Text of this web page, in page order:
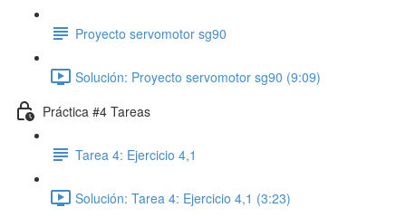
Proyecto servomotor sg90
Solución: Proyecto servomotor sg90 (9:09)
Práctica #4 Tareas
Tarea 4: Ejercicio 4,1
Solución: Tarea 4: Ejercicio 4,1 (3:23)